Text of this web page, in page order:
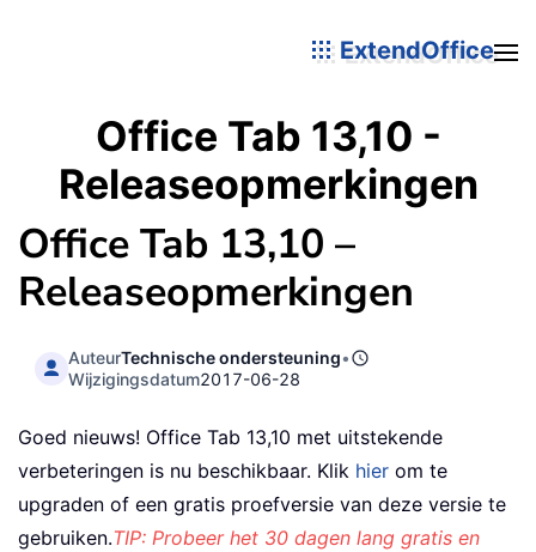
ExtendOffice
Office Tab 13,10 -
Releaseopmerkingen
Office Tab 13,10 –
Releaseopmerkingen
AuteurTechnische ondersteuning•
Wijzigingsdatum2017-06-28
Goed nieuws! Office Tab 13,10 met uitstekende
verbeteringen is nu beschikbaar. Klik hier om te
upgraden of een gratis proefversie van deze versie te
gebruiken.TIP: Probeer het 30 dagen lang gratis en